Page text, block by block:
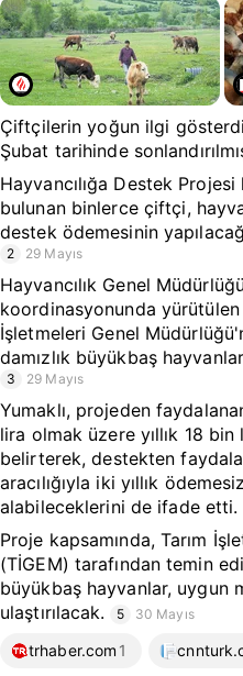
Çiftçilerin yoğun ilgi
Şubat tarihinde
Hayvancılığa Destek
bulunan binlerce çiftçi,
destek ödemesinin
2 29 Mayıs
Hayvancılık Genel
koordinasyonunda yürütülen
İşletmeleri Genel
damızlık büyükbaş
3 29 Mayıs
Yumaklı, projeden
lira olmak üzere yıllık 18
belirterek, destekten
aracılığıyla iki yıllık
alabileceklerini de ifade etti.
Proje kapsamında, Tarım
(TİGEM) tarafından temin
büyükbaş hayvanlar, uygun
ulaştırılacak.
5 30 Mayıs
trhaber.com 1